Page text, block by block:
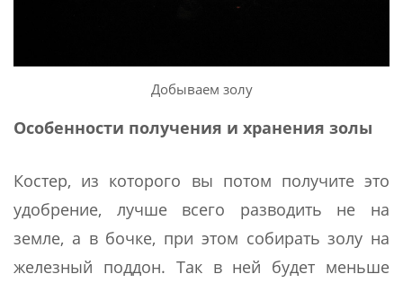
Добываем золу
Особенности получения и хранения золы
Костер, из которого вы потом получите это
удобрение, лучше всего разводить не на
земле, а в бочке, при этом собирать золу на
железный поддон. Так в ней будет меньше